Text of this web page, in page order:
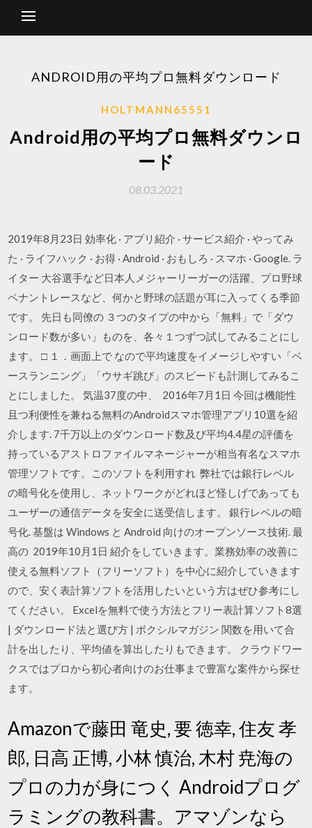
ANDROID用の平均プロ無料ダウンロード
HOLTMANN65551
Android用の平均プロ無料ダウンロ
ード
08.03.2021
2019年8月23日 効率化 · アプリ紹介 · サービス紹介 · やってみ
た · ライフハック · お得 · Android · おもしろ · スマホ · Google. ラ
イター 大谷選手など日本人メジャーリーガーの活躍、プロ野球
ペナントレースなど、何かと野球の話題が耳に入ってくる季節
です。 先日も同僚の ３つのタイプの中から「無料」で「ダウ
ンロード数が多い」ものを、各々１つずつ試してみることにし
ます。 □ １．画面上で なので平均速度をイメージしやすい「ベ
ースランニング」「ウサギ跳び」のスピードも計測してみるこ
とにしました。 気温37度の中、 2016年7月1日 今回は機能性
且つ利便性を兼ねる無料のAndroidスマホ管理アプリ10選を紹
介します. 7千万以上のダウンロード数及び平均4.4星の評価を
持っているアストロファイルマネージャーが相当有名なスマホ
管理ソフトです。このソフトを利用すれ 弊社では銀行レベル
の暗号化を使用し、ネットワークがどれほど怪しげであっても
ユーザーの通信データを安全に送受信します。 銀行レベルの暗
号化. 基盤は Windows と Android 向けのオープンソース技術. 最
高の 2019年10月1日 紹介をしていきます。業務効率の改善に
使える無料ソフト（フリーソフト）を中心に紹介していきます
ので、安く表計算ソフトを活用したいという方はぜひ参考にし
てください。 Excelを無料で使う方法とフリー表計算ソフト8選
| ダウンロード法と選び方 | ボクシルマガジン 関数を用いて合
計を出したり、平均値を算出したりもできます。 クラウドワー
クスではプロから初心者向けのお仕事まで豊富な案件から探せ
ます。
Amazonで藤田 竜史, 要 徳幸, 住友 孝
郎, 日高 正博, 小林 慎治, 木村 尭海の
プロの力が身につく Androidプログ
ラミングの教科書。アマゾンなら